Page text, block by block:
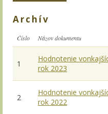
Archív
Číslo Názov dokumentu
1
Hodnotenie
rok 2023
2
Hodnotenie
rok 2022